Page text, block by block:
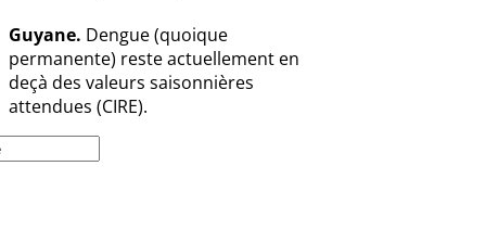
Guyane. Dengue (quoique
permanente) reste actuellement en
deçà des valeurs saisonnières
attendues (CIRE).